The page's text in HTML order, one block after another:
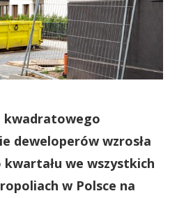
kwadratowego
deweloperów wzrosła
we wszystkich
w Polsce na